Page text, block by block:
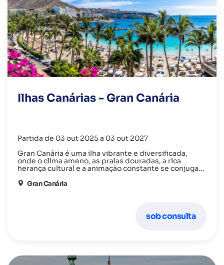
Ilhas Canárias - Gran Canária
Partida de 03 out 2025 a 03 out 2027
Gran Canária é uma ilha vibrante e diversificada,
onde o clima ameno, as praias douradas, a rica
herança cultural e a animação constante se conjugam
descanso, descoberta e diversão durante todo o ano.
Gran Canária
sob consulta